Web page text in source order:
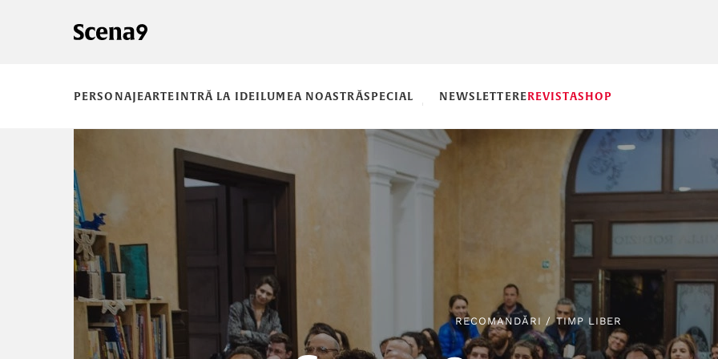
PERSONAJEARTEINTRĂ LA IDEILUMEA NOASTRĂSPECIAL NEWSLETTEREREVISTASHOP
RECOMANDĂRI /TIMP LIBER